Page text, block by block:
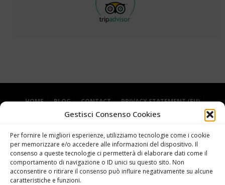
Gestisci Consenso Cookies
Per fornire le migliori esperienze, utilizziamo tecnologie come i cookie
per memorizzare e/o accedere alle informazioni del dispositivo. Il
consenso a queste tecnologie ci permetterà di elaborare dati come il
comportamento di navigazione o ID unici su questo sito. Non
acconsentire o ritirare il consenso può influire negativamente su alcune
caratteristiche e funzioni.
HOME BLOG CONTACT
PRIVACY STATEMENT (EU)
COOKIE POLICY (EU)